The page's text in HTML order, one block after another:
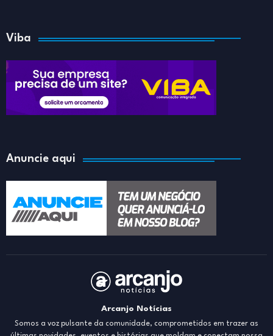
Viba
Anuncie aqui
Arcanjo Notícias
Somos a voz pulsante da comunidade, comprometidos em trazer as